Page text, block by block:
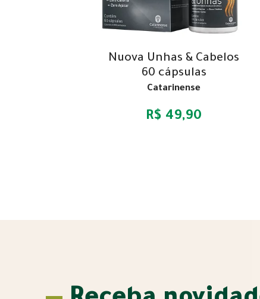
Nuova Unhas & Cabelos
60 cápsulas
Catarinense
R$ 49,90